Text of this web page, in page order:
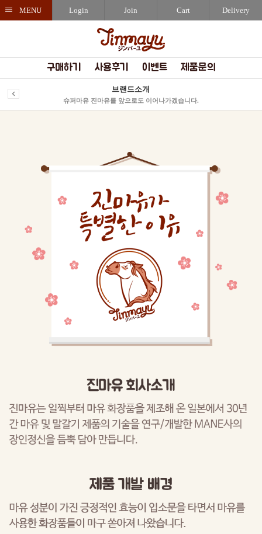
MENU Login Join Cart Delivery
구매하기 사용후기 이벤트 제품문의
브랜드소개
슈퍼마유 진마유를 앞으로도 이어나가겠습니다.